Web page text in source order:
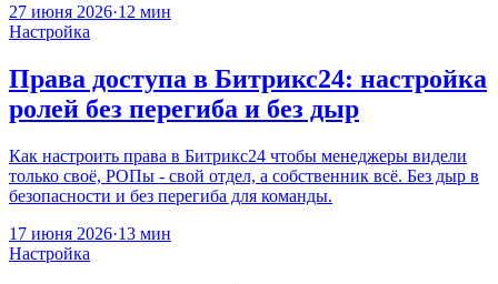
27 июня 2026·12 мин
Настройка
Права доступа в Битрикс24: настройка
ролей без перегиба и без дыр
Как настроить права в Битрикс24 чтобы менеджеры видели
только своё, РОПы - свой отдел, а собственник всё. Без дыр в
безопасности и без перегиба для команды.
17 июня 2026·13 мин
Настройка